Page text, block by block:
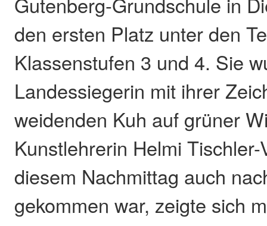
den ersten Platz unter den
Klassenstufen 3 und 4. Sie
Landessiegerin mit ihrer
weidenden Kuh auf grüner
Kunstlehrerin Helmi
diesem Nachmittag auch
gekommen war, zeigte sich